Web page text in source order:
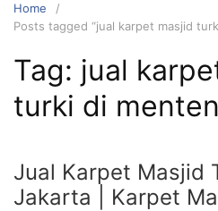
Home
Posts tagged “jual karpet masjid
Tag: jual
turki di
Jual Karpet Masjid
Jakarta | Karpet